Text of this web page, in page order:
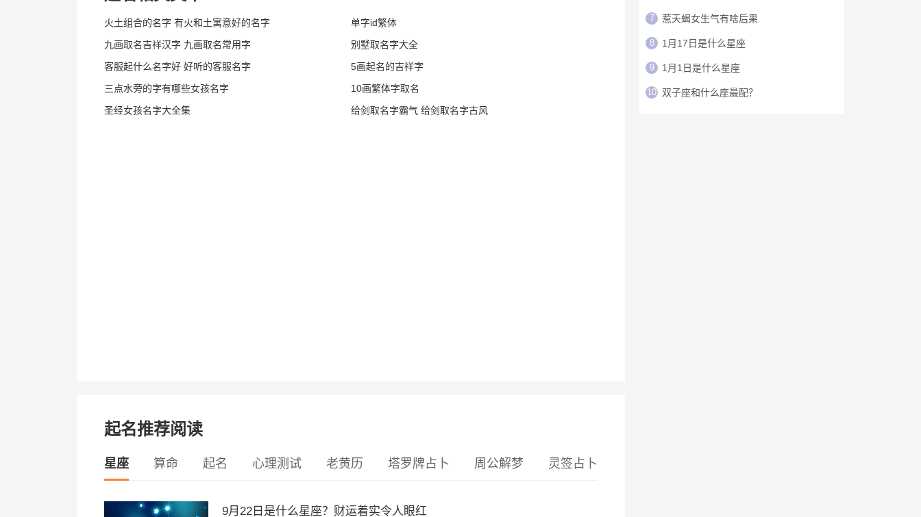
火土组合的名字 有火和土寓意好的名字
单字id繁体
九画取名吉祥汉字 九画取名常用字
别墅取名字大全
客服起什么名字好 好听的客服名字
5画起名的吉祥字
三点水旁的字有哪些女孩名字
10画繁体字取名
圣经女孩名字大全集
给剑取名字霸气 给剑取名字古风
起名推荐阅读
星座 算命 起名 心理测试 老黄历 塔罗牌占卜 周公解梦 灵签占卜
9月22日是什么星座？财运着实令人眼红
7 惹天蝎女生气有啥后果
8 1月17日是什么星座
9 1月1日是什么星座
10 双子座和什么座最配？